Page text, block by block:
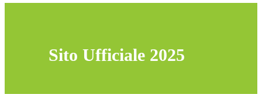
Sito Ufficiale 2025